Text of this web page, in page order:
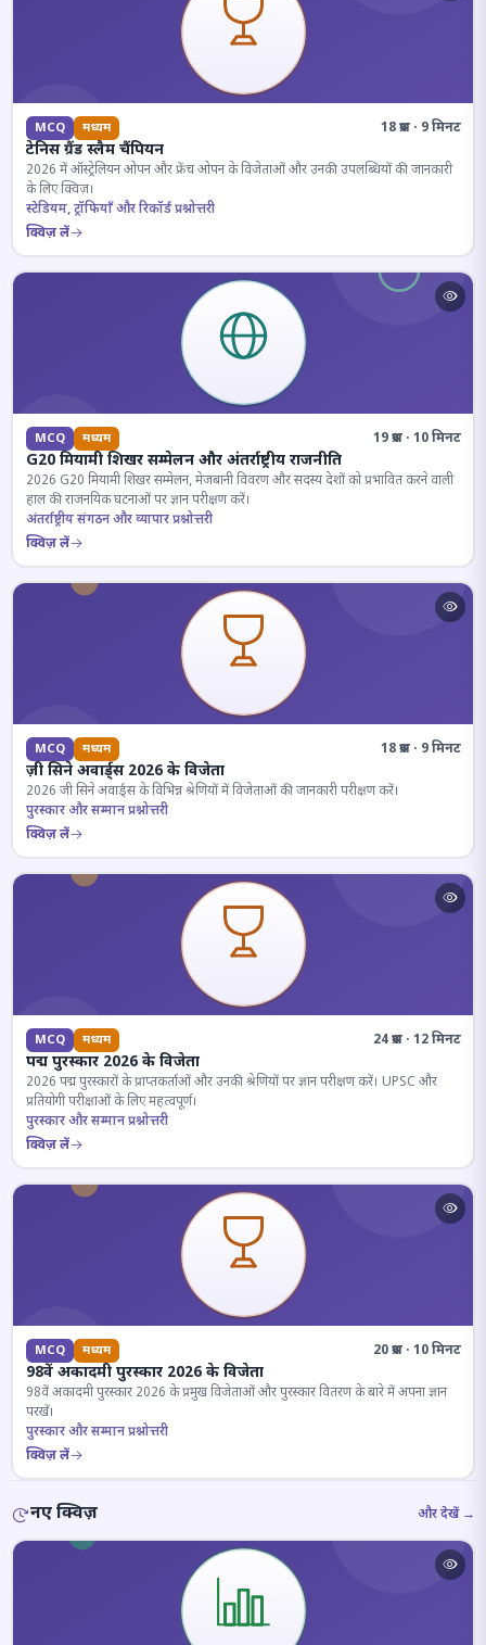
MCQ मध्यम 18 प्रश्न · 9 मिनट
टेनिस ग्रैंड स्लैम चैंपियन
2026 में ऑस्ट्रेलियन ओपन और फ्रेंच ओपन के विजेताओं और उनकी उपलब्धियों की जानकारी
के लिए क्विज़।
स्टेडियम, ट्रॉफियाँ और रिकॉर्ड प्रश्नोत्तरी
क्विज़ लें
MCQ मध्यम 19 प्रश्न · 10 मिनट
G20 मियामी शिखर सम्मेलन और अंतर्राष्ट्रीय राजनीति
2026 G20 मियामी शिखर सम्मेलन, मेजबानी विवरण और सदस्य देशों को प्रभावित करने वाली
हाल की राजनयिक घटनाओं पर ज्ञान परीक्षण करें।
अंतर्राष्ट्रीय संगठन और व्यापार प्रश्नोत्तरी
क्विज़ लें
MCQ मध्यम 18 प्रश्न · 9 मिनट
ज़ी सिने अवार्ड्स 2026 के विजेता
2026 जी सिने अवार्ड्स के विभिन्न श्रेणियों में विजेताओं की जानकारी परीक्षण करें।
पुरस्कार और सम्मान प्रश्नोत्तरी
क्विज़ लें
MCQ मध्यम 24 प्रश्न · 12 मिनट
पद्म पुरस्कार 2026 के विजेता
2026 पद्म पुरस्कारों के प्राप्तकर्ताओं और उनकी श्रेणियों पर ज्ञान परीक्षण करें। UPSC और
प्रतियोगी परीक्षाओं के लिए महत्वपूर्ण।
पुरस्कार और सम्मान प्रश्नोत्तरी
क्विज़ लें
MCQ मध्यम 20 प्रश्न · 10 मिनट
98वें अकादमी पुरस्कार 2026 के विजेता
98वें अकादमी पुरस्कार 2026 के प्रमुख विजेताओं और पुरस्कार वितरण के बारे में अपना ज्ञान
परखें।
पुरस्कार और सम्मान प्रश्नोत्तरी
क्विज़ लें
नए क्विज़ और देखें →